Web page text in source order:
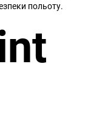
польоту.